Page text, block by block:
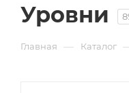
Уровни
Главная — Каталог